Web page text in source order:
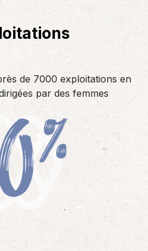
de 7000 exploitations en
par des femmes
%